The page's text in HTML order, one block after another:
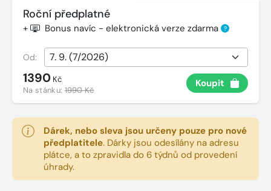
Roční předplatné
+ Bonus navíc - elektronická verze zdarma ?
Od:
1390 Kč
Na stánku:1990 Kč
Koupit
Dárek, nebo sleva jsou určeny pouze pro nové
předplatitele. Dárky jsou odesílány na adresu
plátce, a to zpravidla do 6 týdnů od provedení
úhrady.